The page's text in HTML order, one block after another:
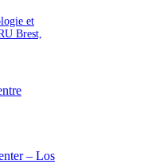
et
Brest,